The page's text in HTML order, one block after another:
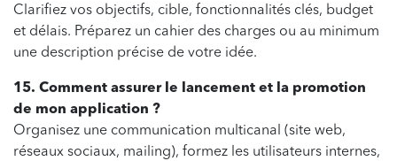
Clarifiez vos objectifs, cible, fonctionnalités clés, budget
et délais. Préparez un cahier des charges ou au minimum
une description précise de votre idée.
15. Comment assurer le lancement et la promotion
de mon application ?
Organisez une communication multicanal (site web,
réseaux sociaux, mailing), formez les utilisateurs internes,